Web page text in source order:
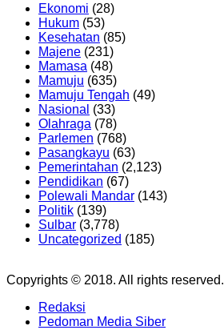
Ekonomi (28)
Hukum (53)
Kesehatan (85)
Majene (231)
Mamasa (48)
Mamuju (635)
Mamuju Tengah (49)
Nasional (33)
Olahraga (78)
Parlemen (768)
Pasangkayu (63)
Pemerintahan (2,123)
Pendidikan (67)
Polewali Mandar (143)
Politik (139)
Sulbar (3,778)
Uncategorized (185)
Copyrights © 2018. All rights reserved.
Redaksi
Pedoman Media Siber